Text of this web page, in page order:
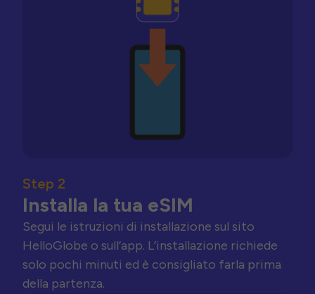
Step 2
Installa la tua eSIM
Segui le istruzioni di installazione sul sito
HelloGlobe o sull’app. L’installazione richiede
solo pochi minuti ed è consigliato farla prima
della partenza.